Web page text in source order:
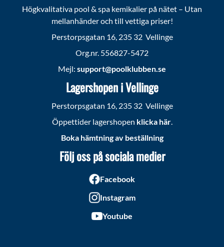
Högkvalitativa pool & spa kemikalier på nätet – Utan
mellanhänder och till vettiga priser!
Perstorpsgatan 16, 235 32 Vellinge
Org.nr. 556827-5472
Mejl: support@poolklubben.se
Lagershopen i Vellinge
Perstorpsgatan 16, 235 32 Vellinge
Öppettider lagershopen klicka här.
Boka hämtning av beställning
Följ oss på sociala medier
Facebook
Instagram
Youtube